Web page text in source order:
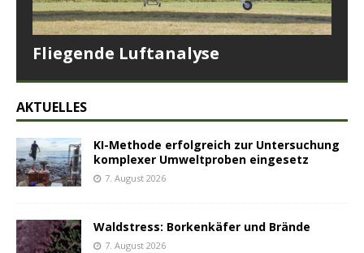
Fliegende Luftanalyse
AKTUELLES
KI-Methode erfolgreich zur Untersuchung
komplexer Umweltproben eingesetz
7. August 2026
Waldstress: Borkenkäfer und Brände
7. August 2026